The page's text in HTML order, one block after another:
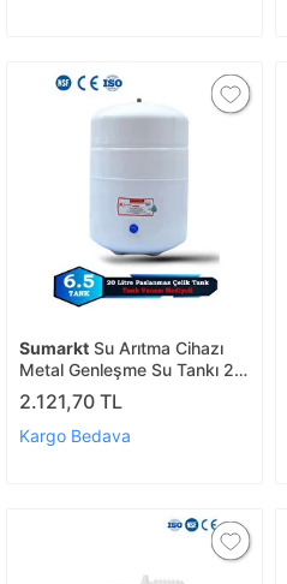
Sumarkt Su Arıtma Cihazı
Metal Genleşme Su Tankı 20
Lt Nsf Belgeli Su Arıtma
Deposu Tank Vanası
2.121,70 TL
Kargo Bedava